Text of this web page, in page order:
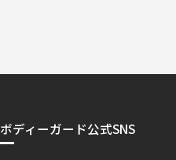
ボディーガード公式SNS